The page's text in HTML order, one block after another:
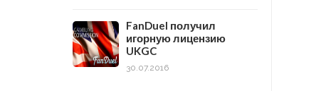
FanDuel получил
игорную лицензию
UKGC
30.07.2016